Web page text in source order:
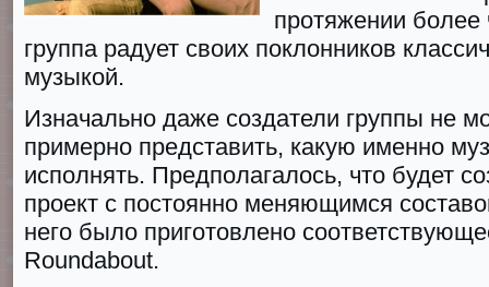
протяжении более
группа радует своих поклонников
музыкой.
Изначально даже создатели группы не
примерно представить, какую именно
исполнять. Предполагалось, что будет
проект с постоянно меняющимся
него было приготовлено
Roundabout.